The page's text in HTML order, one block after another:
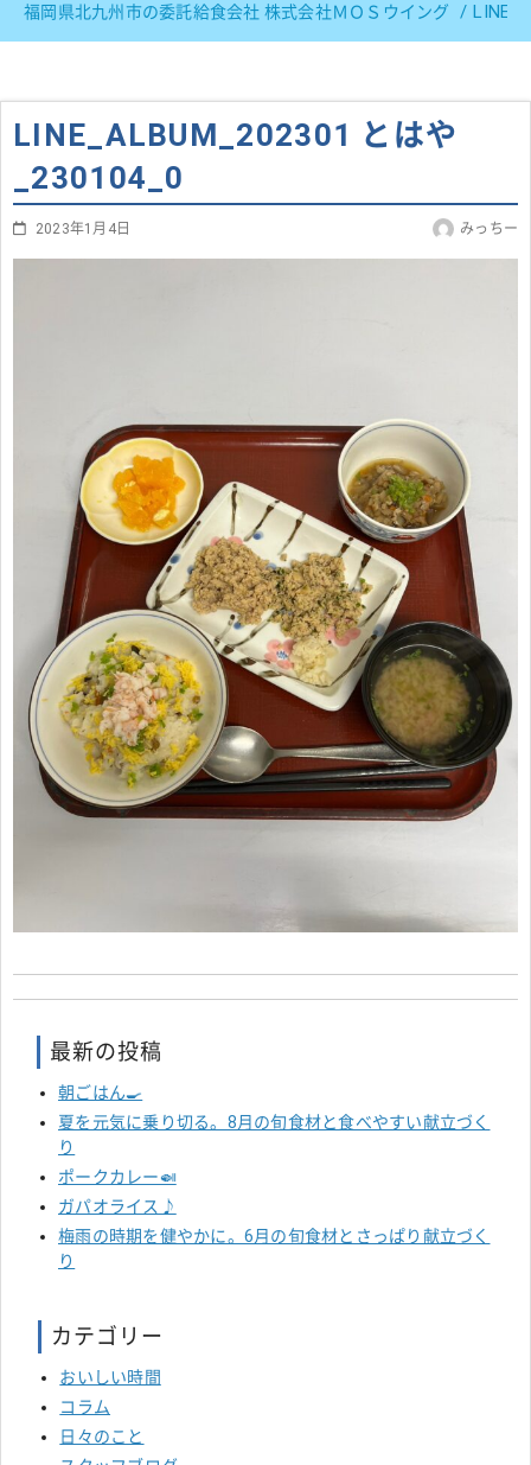
福岡県北九州市の委託給食会社 株式会社ＭＯＳウイング
LINE_ALBUM_202301 とはや
_230104_0
2023年1月4日 みっちー
最新の投稿
朝ごはん🍳
夏を元気に乗り切る。8月の旬食材と食べやすい献立づく
り
ポークカレー🍛
ガパオライス♪
梅雨の時期を健やかに。6月の旬食材とさっぱり献立づく
り
カテゴリー
おいしい時間
コラム
日々のこと